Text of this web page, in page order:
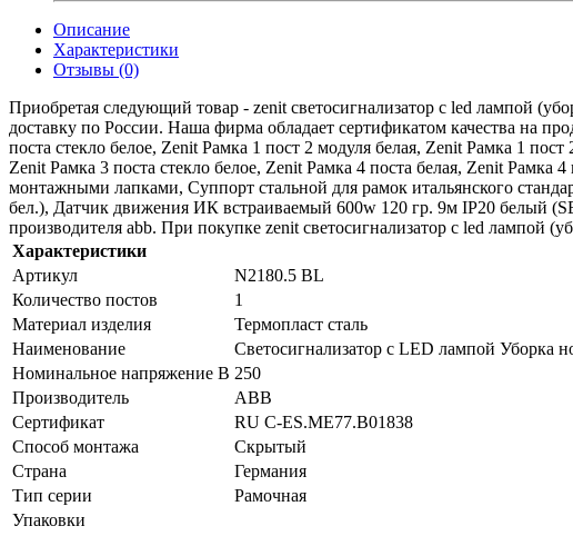
Описание
Характеристики
Отзывы (0)
Приобретая следующий товар - zenit светосигнализатор с led лампой
доставку по России. Наша фирма обладает сертификатом качества на
поста стекло белое, Zenit Рамка 1 пост 2 модуля белая, Zenit Рамка 1
Zenit Рамка 3 поста стекло белое, Zenit Рамка 4 поста белая, Zenit
монтажными лапками, Суппорт стальной для рамок итальянского
бел.), Датчик движения ИК встраиваемый 600w 120 гр. 9м IP20 белый
производителя abb. При покупке zenit светосигнализатор с led лампой
Характеристики
Артикул
N2180.5 BL
Количество постов
1
Материал изделия
Термопласт сталь
Наименование
Светосигнализатор с LED лампой Уборка
Номинальное напряжение В 250
Производитель
ABB
Сертификат
RU C-ES.ME77.B01838
Способ монтажа
Скрытый
Страна
Германия
Тип серии
Рамочная
Упаковки